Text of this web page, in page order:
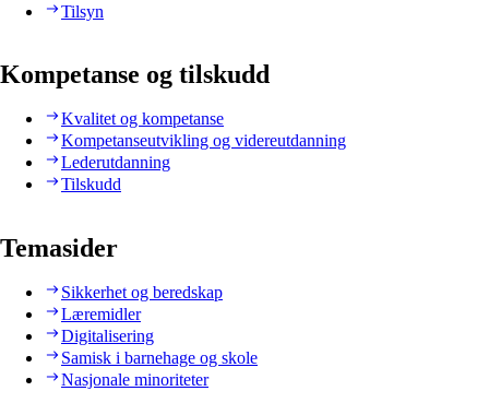
Tilsyn
Kompetanse og tilskudd
Kvalitet og kompetanse
Kompetanseutvikling og videreutdanning
Lederutdanning
Tilskudd
Temasider
Sikkerhet og beredskap
Læremidler
Digitalisering
Samisk i barnehage og skole
Nasjonale minoriteter